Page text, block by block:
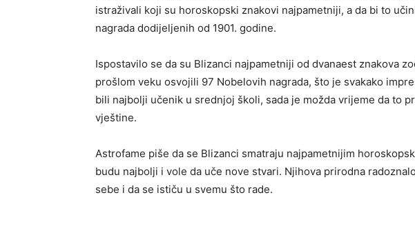
istraživali koji su horoskopski znakovi najpametniji, a da bi to
nagrada dodijeljenih od 1901. godine.
Ispostavilo se da su Blizanci najpametniji od dvanaest znakova
prošlom veku osvojili 97 Nobelovih nagrada, što je svakako
bili najbolji učenik u srednjoj školi, sada je možda vrijeme da to
vještine.
Astrofame piše da se Blizanci smatraju najpametnijim
budu najbolji i vole da uče nove stvari. Njihova prirodna
sebe i da se ističu u svemu što rade.